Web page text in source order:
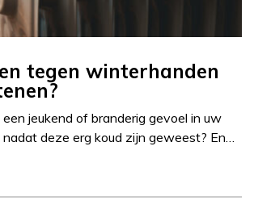
tegen winterhanden
jeukend of branderig gevoel in uw
deze erg koud zijn geweest? En…